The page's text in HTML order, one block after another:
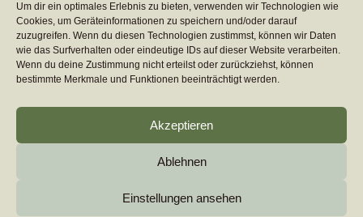
Um dir ein optimales Erlebnis zu bieten, verwenden wir Technologien wie
Cookies, um Geräteinformationen zu speichern und/oder darauf
zuzugreifen. Wenn du diesen Technologien zustimmst, können wir Daten
wie das Surfverhalten oder eindeutige IDs auf dieser Website verarbeiten.
Wenn du deine Zustimmung nicht erteilst oder zurückziehst, können
bestimmte Merkmale und Funktionen beeinträchtigt werden.
Akzeptieren
Ablehnen
Einstellungen ansehen
PREVIUS POST
NEXT POST
euromarcomAll Rights Reserved by